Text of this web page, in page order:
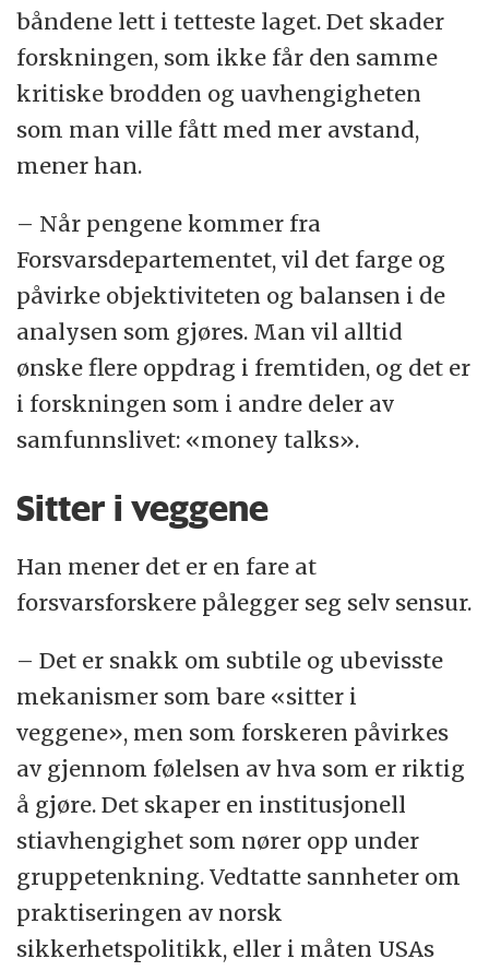
båndene lett i tetteste laget. Det skader
forskningen, som ikke får den samme
kritiske brodden og uavhengigheten
som man ville fått med mer avstand,
mener han.
– Når pengene kommer fra
Forsvarsdepartementet, vil det farge og
påvirke objektiviteten og balansen i de
analysen som gjøres. Man vil alltid
ønske flere oppdrag i fremtiden, og det er
i forskningen som i andre deler av
samfunnslivet: «money talks».
Sitter i veggene
Han mener det er en fare at
forsvarsforskere pålegger seg selv sensur.
– Det er snakk om subtile og ubevisste
mekanismer som bare «sitter i
veggene», men som forskeren påvirkes
av gjennom følelsen av hva som er riktig
å gjøre. Det skaper en institusjonell
stiavhengighet som nører opp under
gruppetenkning. Vedtatte sannheter om
praktiseringen av norsk
sikkerhetspolitikk, eller i måten USAs